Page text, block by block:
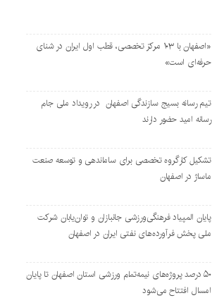
«اصفهان با ۱۰۳ مرکز تخصصی، قطب اول ایران در شنای
حرفه‌ای است»
تیم رسانه بسیج سازندگی اصفهان در رویداد ملی جام
رسانه امید حضور دارند
تشکیل کارگروه تخصصی برای ساماندهی و توسعه صنعت
ماساژ در اصفهان
پایان المپیاد فرهنگی‌ورزشی جانبازان و توان‌یابان شرکت
ملی پخش فرآورده‌های نفتی ایران در اصفهان
۵۰ درصد پروژه‌های نیمه‌تمام ورزشی استان اصفهان تا پایان
امسال افتتاح می‌شود